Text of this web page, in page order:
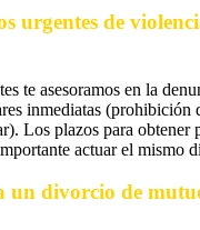
urgentes de
te asesoramos en la
inmediatas (prohibición
Los plazos para obtener
actuar el mismo
un divorcio de